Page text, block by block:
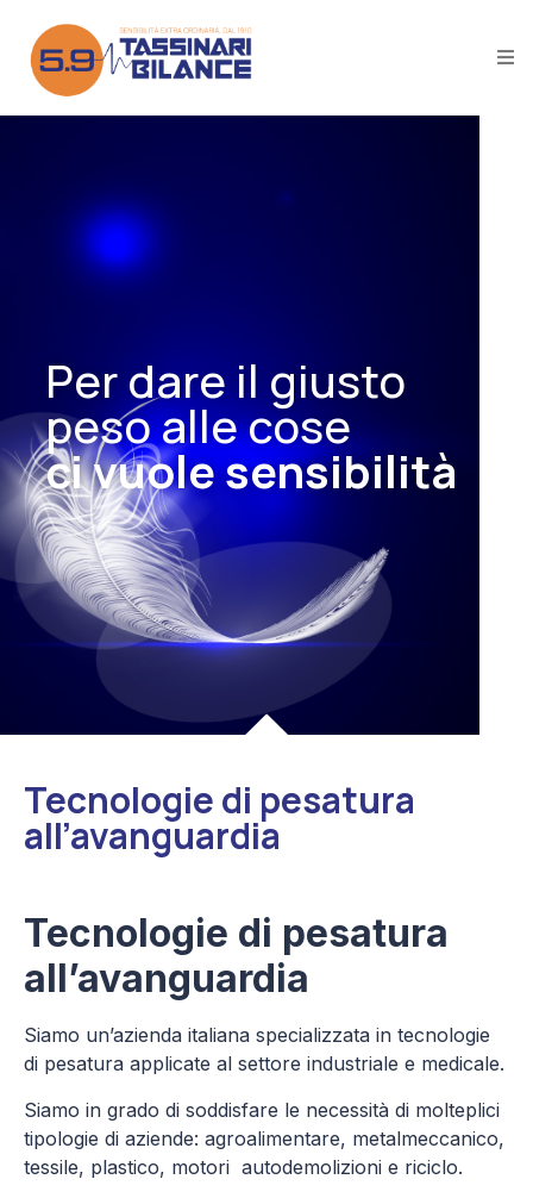
Per dare il giusto
peso alle cose
ci vuole sensibilità
Tecnologie di pesatura
all’avanguardia
Tecnologie di pesatura
all’avanguardia
Siamo un’azienda italiana specializzata in tecnologie
di pesatura applicate al settore industriale e medicale.
Siamo in grado di soddisfare le necessità di molteplici
tipologie di aziende: agroalimentare, metalmeccanico,
tessile, plastico, motori autodemolizioni e riciclo.